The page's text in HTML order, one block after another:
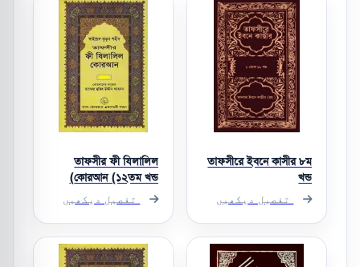
তাফসীরে ইবনে কাসীর ৮ম
খন্ড
تفصیل دیکھیں
তাফসীর ফী যিলালিল
কোরআন (১২তম খন্ড)
تفصیل دیکھیں